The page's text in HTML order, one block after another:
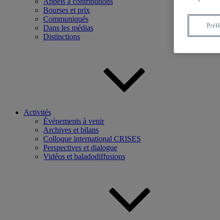
Bourses et prix
Communiqués
Dans les médias
Distinctions
Activités
Événements à venir
Archives et bilans
Colloque international CRISES
Perspectives et dialogue
Vidéos et baladodiffusions